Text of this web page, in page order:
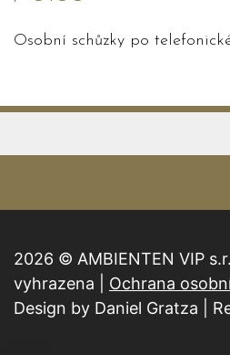
Osobní schůzky po
2026 © AMBIENTEN VIP
vyhrazena | Ochrana
Design by Daniel Gratza |